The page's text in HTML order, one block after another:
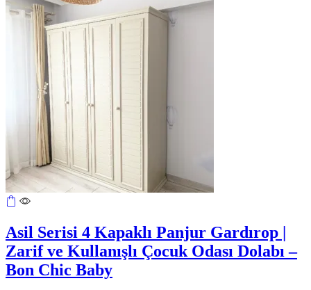
Asil Serisi 4 Kapaklı Panjur Gardırop |
Zarif ve Kullanışlı Çocuk Odası Dolabı –
Bon Chic Baby